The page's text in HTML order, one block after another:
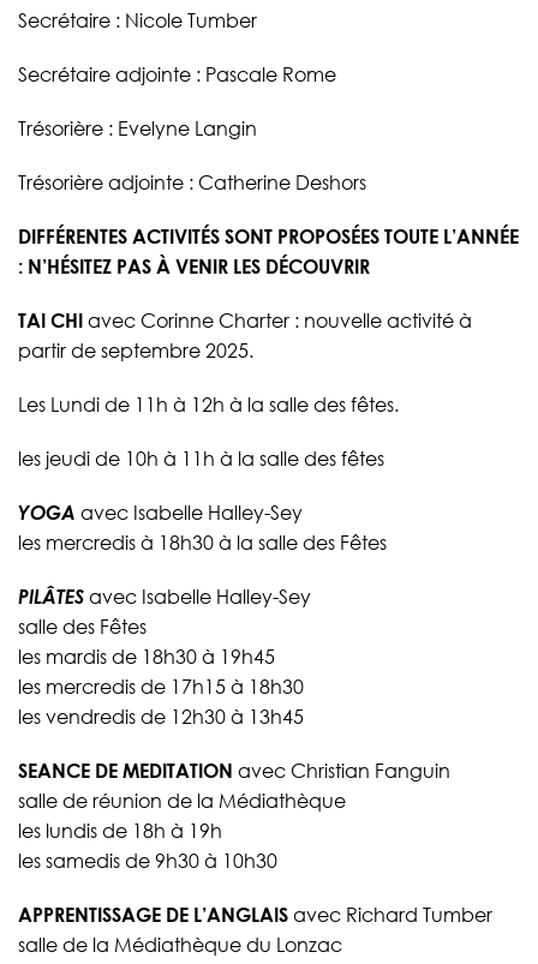
Secrétaire : Nicole Tumber
Secrétaire adjointe : Pascale Rome
Trésorière : Evelyne Langin
Trésorière adjointe : Catherine Deshors
DIFFÉRENTES ACTIVITÉS SONT PROPOSÉES TOUTE L’ANNÉE
: N’HÉSITEZ PAS À VENIR LES DÉCOUVRIR
TAI CHI avec Corinne Charter : nouvelle activité à
partir de septembre 2025.
Les Lundi de 11h à 12h à la salle des fêtes.
les jeudi de 10h à 11h à la salle des fêtes
YOGA avec Isabelle Halley-Sey
les mercredis à 18h30 à la salle des Fêtes
PILÂTES avec Isabelle Halley-Sey
salle des Fêtes
les mardis de 18h30 à 19h45
les mercredis de 17h15 à 18h30
les vendredis de 12h30 à 13h45
SEANCE DE MEDITATION avec Christian Fanguin
salle de réunion de la Médiathèque
les lundis de 18h à 19h
les samedis de 9h30 à 10h30
APPRENTISSAGE DE L’ANGLAIS avec Richard Tumber
salle de la Médiathèque du Lonzac